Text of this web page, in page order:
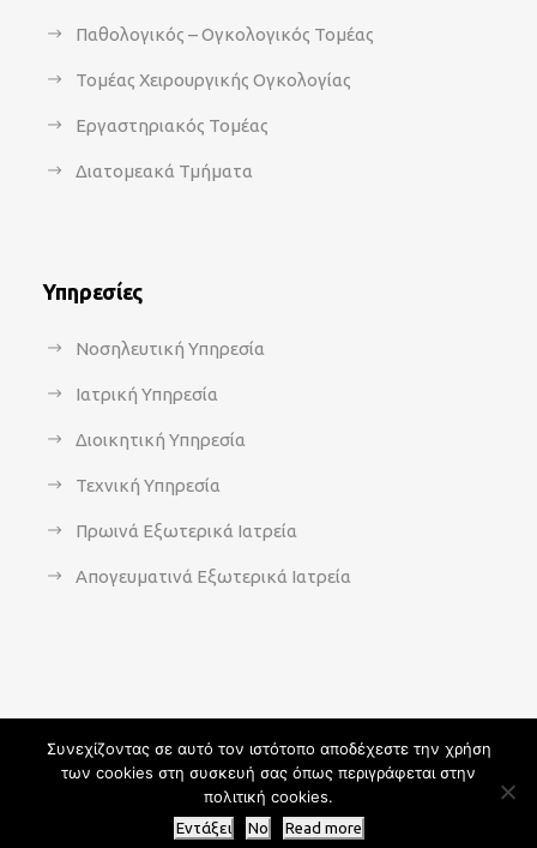
Παθολογικός – Ογκολογικός Τομέας
Τομέας Χειρουργικής Ογκολογίας
Εργαστηριακός Τομέας
Διατομεακά Τμήματα
Υπηρεσίες
Νοσηλευτική Υπηρεσία
Ιατρική Υπηρεσία
Διοικητική Υπηρεσία
Τεχνική Υπηρεσία
Πρωινά Εξωτερικά Ιατρεία
Απογευματινά Εξωτερικά Ιατρεία
Copyright 2021 - agsavvas-hosp.gr - All Rights Reserved | An
Web-Creation powered by
Συνεχίζοντας σε αυτό τον ιστότοπο αποδέχεστε την χρήση
των cookies στη συσκευή σας όπως περιγράφεται στην
πολιτική cookies.
Εντάξει No Read more